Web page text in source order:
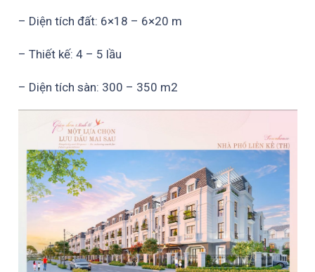
– Diện tích đất: 6×18 – 6×20 m
– Thiết kế: 4 – 5 lầu
– Diện tích sàn: 300 – 350 m2